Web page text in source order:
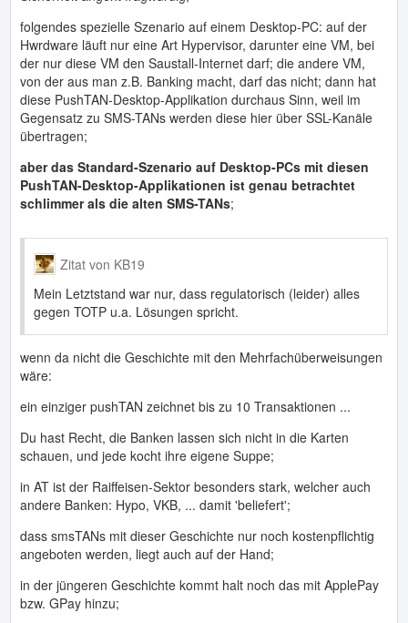
folgendes spezielle Szenario auf einem Desktop-PC: auf der
Hwrdware läuft nur eine Art Hypervisor, darunter eine VM, bei
der nur diese VM den Saustall-Internet darf; die andere VM,
von der aus man z.B. Banking macht, darf das nicht; dann hat
diese PushTAN-Desktop-Applikation durchaus Sinn, weil im
Gegensatz zu SMS-TANs werden diese hier über SSL-Kanäle
übertragen;
aber das Standard-Szenario auf Desktop-PCs mit diesen
PushTAN-Desktop-Applikationen ist genau betrachtet
schlimmer als die alten SMS-TANs;
Zitat von KB19
Mein Letztstand war nur, dass regulatorisch (leider) alles
gegen TOTP u.a. Lösungen spricht.
wenn da nicht die Geschichte mit den Mehrfachüberweisungen
wäre:
ein einziger pushTAN zeichnet bis zu 10 Transaktionen ...
Du hast Recht, die Banken lassen sich nicht in die Karten
schauen, und jede kocht ihre eigene Suppe;
in AT ist der Raiffeisen-Sektor besonders stark, welcher auch
andere Banken: Hypo, VKB, ... damit 'beliefert';
dass smsTANs mit dieser Geschichte nur noch kostenpflichtig
angeboten werden, liegt auch auf der Hand;
in der jüngeren Geschichte kommt halt noch das mit ApplePay
bzw. GPay hinzu;